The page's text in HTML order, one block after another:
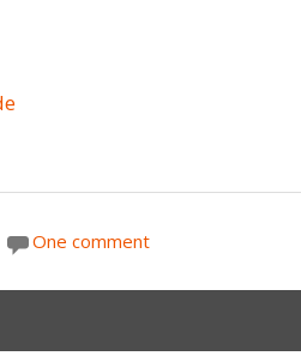
One comment